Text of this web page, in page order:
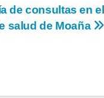
de consultas en el
salud de Moaña